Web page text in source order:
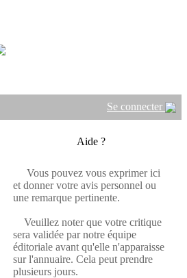
Se connecter
Aide ?
Vous pouvez vous exprimer ici
et donner votre avis personnel ou
une remarque pertinente.
Veuillez noter que votre critique
sera validée par notre équipe
éditoriale avant qu'elle n'apparaisse
sur l'annuaire. Cela peut prendre
plusieurs jours.